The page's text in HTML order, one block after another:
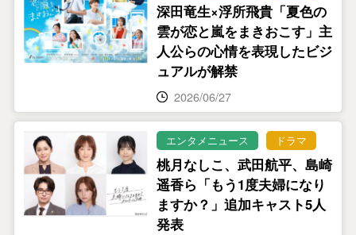
深田竜生×浮所飛貴「夏色の
雲が恋と嵐をまきおこす」主
人公らの心情を表現したビジ
ュアルが解禁
2026/06/27
エンタメニュース ドラマ
桃月なしこ、武田航平、島崎
遥香ら「もう1度夫婦になり
ますか？」追加キャスト5人
発表